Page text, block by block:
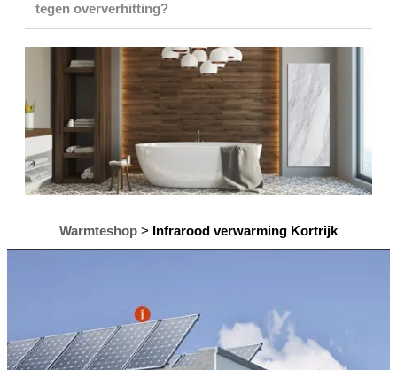
tegen oververhitting?
Warmteshop > Infrarood verwarming Kortrijk